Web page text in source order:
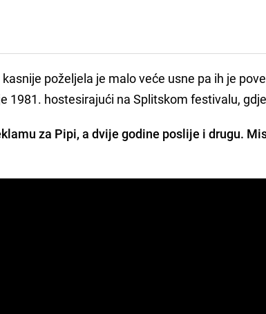
poželjela je malo veće usne pa ih je
1981. hostesirajući na Splitskom festivalu,
za Pipi, a dvije godine poslije i drugu.